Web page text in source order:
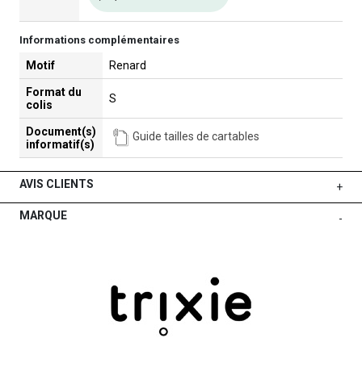
Informations complémentaires
Motif Renard
Format du
colis
S
Document(s)
informatif(s)
Guide tailles de cartables
AVIS CLIENTS +
MARQUE -